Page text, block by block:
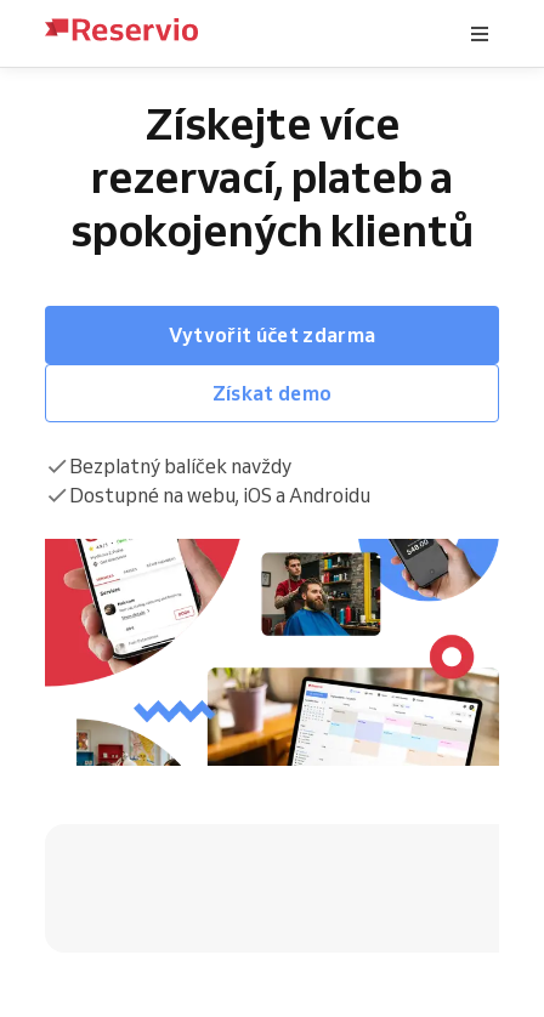
Získejte více
rezervací, plateb a
spokojených klientů
Vytvořit účet zdarma
Získat demo
Bezplatný balíček navždy
Dostupné na webu, iOS a Androidu